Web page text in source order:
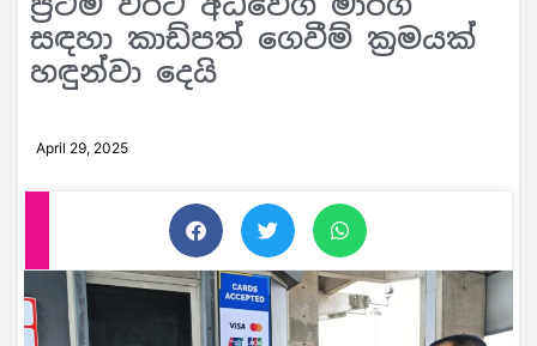
සඳහා කාඩ්පත් ගෙවීම් ක්‍රමයක්
හඳුන්වා දෙයි
April 29, 2025